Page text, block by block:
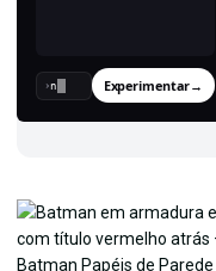
› Experimentar